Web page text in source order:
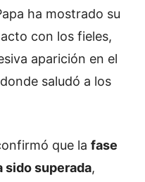
ha mostrado su
con los fieles,
aparición en el
saludó a los
que la fase
sido superada,